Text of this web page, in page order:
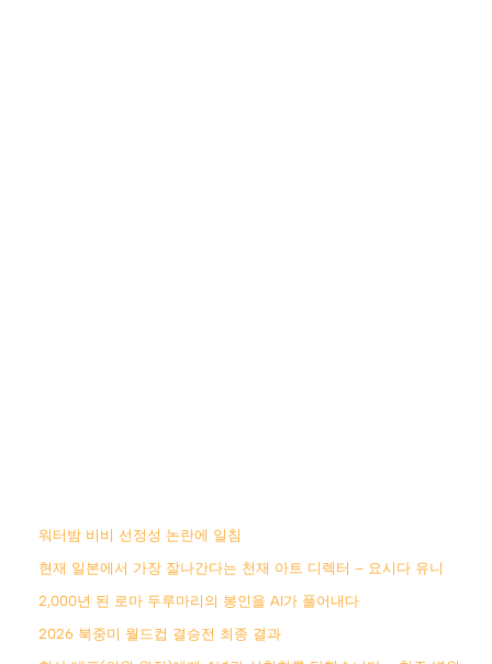
워터밤 비비 선정성 논란에 일침
현재 일본에서 가장 잘나간다는 천재 아트 디렉터 – 요시다 유니
2,000년 된 로마 두루마리의 봉인을 AI가 풀어내다
2026 북중미 월드컵 결승전 최종 결과